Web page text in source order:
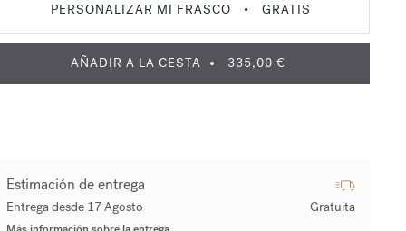
PERSONALIZAR MI FRASCO • GRATIS
AÑADIR A LA CESTA 335,00 €
Estimación de entrega
Entrega desde 17 Agosto Gratuita